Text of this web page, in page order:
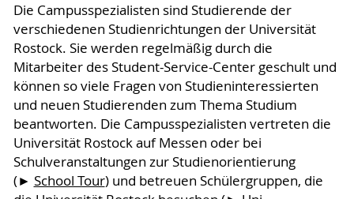
Die Campusspezialisten sind Studierende der
verschiedenen Studienrichtungen der Universität
Rostock. Sie werden regelmäßig durch die
Mitarbeiter des Student-Service-Center geschult und
können so viele Fragen von Studieninteressierten
und neuen Studierenden zum Thema Studium
beantworten. Die Campusspezialisten vertreten die
Universität Rostock auf Messen oder bei
Schulveranstaltungen zur Studienorientierung
(► School Tour) und betreuen Schülergruppen, die